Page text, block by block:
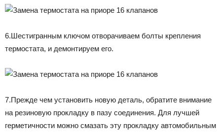
6.Шестигранным ключом отворачиваем болты крепления
термостата, и демонтируем его.
7.Прежде чем установить новую деталь, обратите внимание
на резиновую прокладку в пазу соединения. Для лучшей
герметичности можно смазать эту прокладку автомобильным